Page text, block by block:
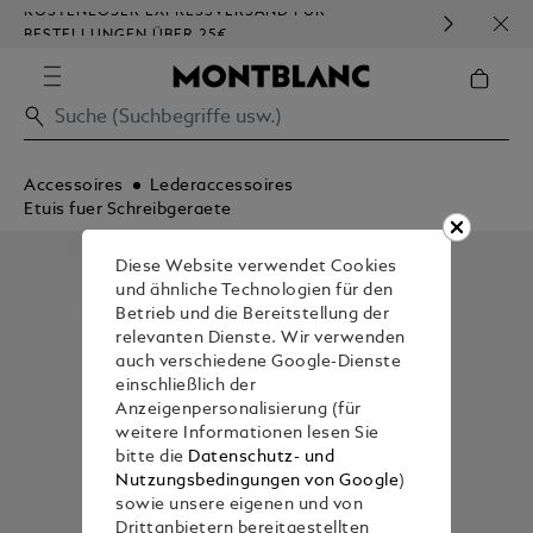
KOSTENLOSER EXPRESSVERSAND FÜR
BESTELLUNGEN ÜBER 25€
Accessoires
Lederaccessoires
Etuis fuer Schreibgeraete
Diese Website verwendet Cookies
und ähnliche Technologien für den
Betrieb und die Bereitstellung der
relevanten Dienste. Wir verwenden
auch verschiedene Google-Dienste
einschließlich der
Anzeigenpersonalisierung (für
weitere Informationen lesen Sie
bitte die Datenschutz- und
Nutzungsbedingungen von Google)
sowie unsere eigenen und von
Drittanbietern bereitgestellten